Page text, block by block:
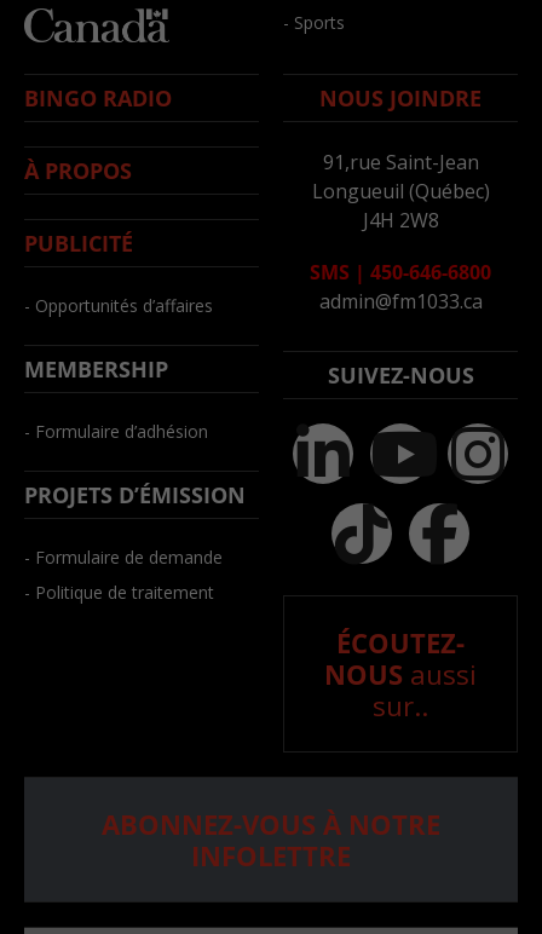
- Sports
BINGO RADIO
À PROPOS
PUBLICITÉ
- Opportunités d’affaires
MEMBERSHIP
- Formulaire d’adhésion
PROJETS D’ÉMISSION
- Formulaire de demande
- Politique de traitement
NOUS JOINDRE
91,rue Saint-Jean
Longueuil (Québec)
J4H 2W8
SMS | 450-646-6800
admin@fm1033.ca
SUIVEZ-NOUS
ÉCOUTEZ-
NOUS aussi
sur..
ABONNEZ-VOUS À NOTRE
INFOLETTRE